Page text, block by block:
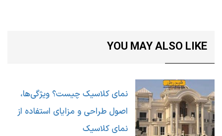
YOU MAY ALSO LIKE
نمای کلاسیک چیست؟ ویژگی‌ها،
اصول طراحی و مزایای استفاده از
نمای کلاسیک